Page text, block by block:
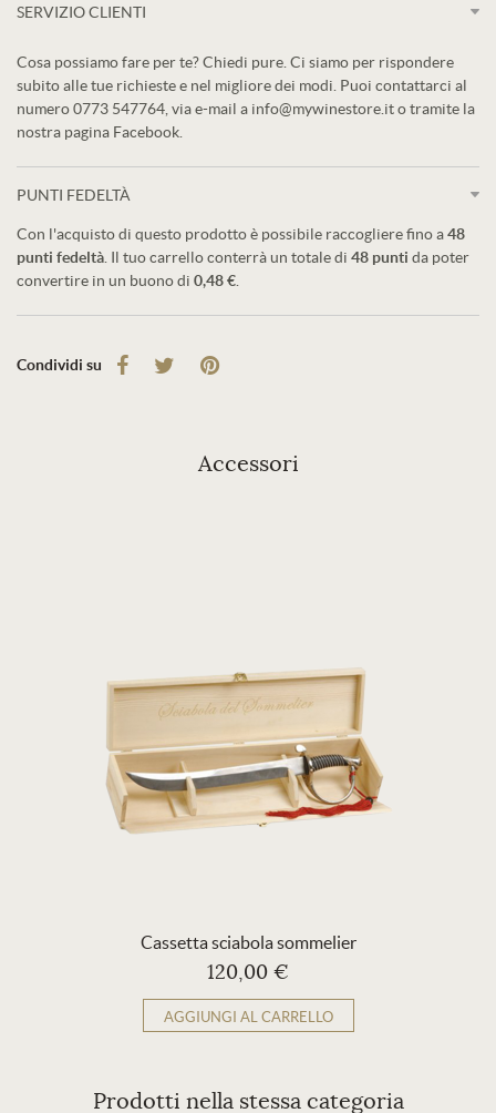
SERVIZIO CLIENTI
Cosa possiamo fare per te? Chiedi pure. Ci siamo per rispondere
subito alle tue richieste e nel migliore dei modi. Puoi contattarci al
numero 0773 547764, via e-mail a info@mywinestore.it o tramite la
nostra pagina Facebook.
PUNTI FEDELTÀ
Con l'acquisto di questo prodotto è possibile raccogliere fino a48
punti fedeltà . Il tuo carrello conterrà un totale di 48 punti da poter
convertire in un buono di 0,48 €
Condividi su
Accessori
Cassetta sciabola sommelier
120,00 €
AGGIUNGI AL CARRELLO
Prodotti nella stessa categoria